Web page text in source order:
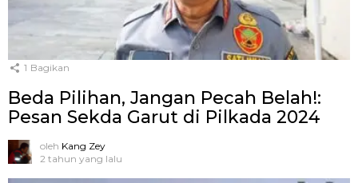
1 Bagikan
Beda Pilihan, Jangan Pecah Belah!:
Pesan Sekda Garut di Pilkada 2024
oleh Kang Zey
2 tahun yang lalu